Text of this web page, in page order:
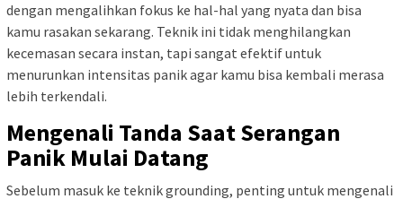
dengan mengalihkan fokus ke hal-hal yang nyata dan bisa
kamu rasakan sekarang. Teknik ini tidak menghilangkan
kecemasan secara instan, tapi sangat efektif untuk
menurunkan intensitas panik agar kamu bisa kembali merasa
lebih terkendali.
Mengenali Tanda Saat Serangan
Panik Mulai Datang
Sebelum masuk ke teknik grounding, penting untuk mengenali